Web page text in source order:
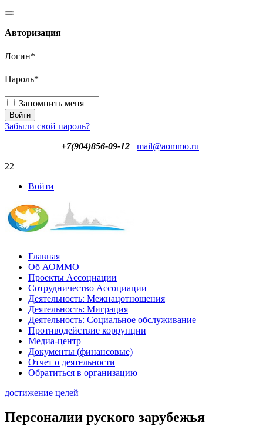
Авторизация
Логин*
Пароль*
Запомнить меня
Забыли свой пароль?
+7(904)856-09-12
mail@aommo.ru
22
Войти
Главная
Об АОММО
Проекты Ассоциации
Сотрудничество Ассоциации
Деятельность: Межнацотношения
Деятельность: Миграция
Деятельность: Социальное обслуживание
Противодействие коррупции
Медиа-центр
Документы (финансовые)
Отчет о деятельности
Обратиться в организацию
достижение целей
Персоналии руского зарубежья